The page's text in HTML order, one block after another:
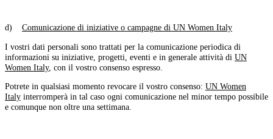
d) Comunicazione di iniziative o campagne di UN Women Italy
I vostri dati personali sono trattati per la comunicazione periodica di
informazioni su iniziative, progetti, eventi e in generale attività di UN
Women Italy, con il vostro consenso espresso.
Potrete in qualsiasi momento revocare il vostro consenso: UN Women
Italy interromperà in tal caso ogni comunicazione nel minor tempo possibile
e comunque non oltre una settimana.